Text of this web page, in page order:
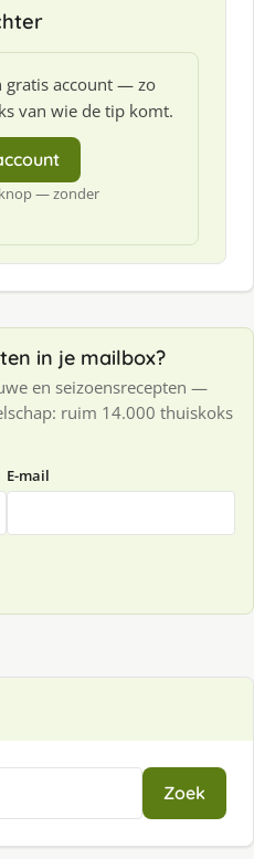
gratis account — zo
van wie de tip komt.
knop — zonder
in je mailbox?
en seizoensrecepten —
ruim 14.000 thuiskoks
E-mail
Zoek